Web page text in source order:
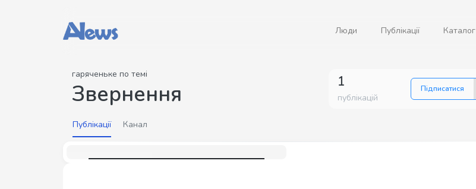
Люди Публікації Каталог
гаряченьке по темі
Звернення 1
публікацій
Підписатися
Публікації Канал